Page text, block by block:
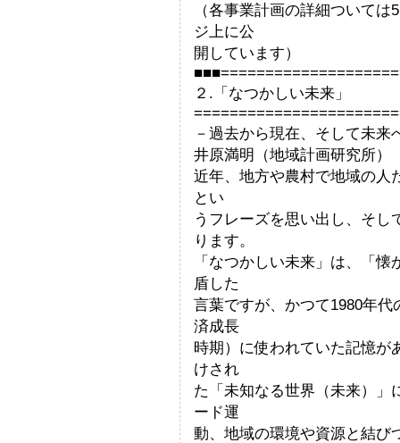
（各事業計画の詳細ついて
ジ上に公
開しています）
２.「なつかしい未来」
－過去から現在、そして未
井原満明（地域計画研究所）
近年、地方や農村で地域の人
とい
うフレーズを思い出し、そ
ります。
「なつかしい未来」は、「
盾した
言葉ですが、かつて1980年
済成長
時期）に使われていた記憶が
けされ
た「未知なる世界（未来）」
ード運
動、地域の環境や資源と結び